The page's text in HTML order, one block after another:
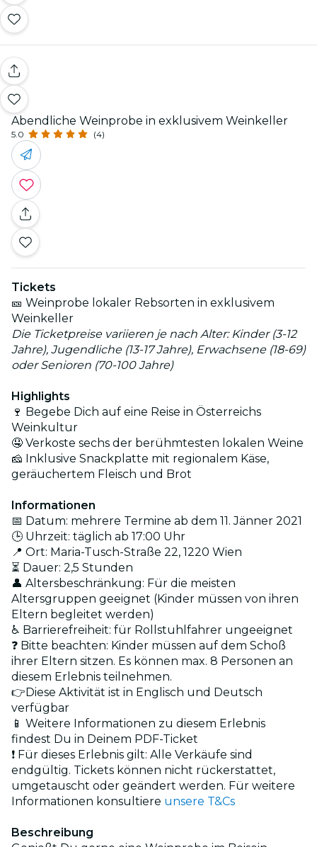
Abendliche Weinprobe in exklusivem Weinkeller
5.0 (4)
Tickets
🎫 Weinprobe lokaler Rebsorten in exklusivem
Weinkeller
Die Ticketpreise variieren je nach Alter: Kinder (3-12
Jahre), Jugendliche (13-17 Jahre), Erwachsene (18-69)
oder Senioren (70-100 Jahre)
Highlights
🍷 Begebe Dich auf eine Reise in Österreichs
Weinkultur
🤤 Verkoste sechs der berühmtesten lokalen Weine
🧀 Inklusive Snackplatte mit regionalem Käse,
geräuchertem Fleisch und Brot
Informationen
📅 Datum: mehrere Termine ab dem 11. Jänner 2021
🕒 Uhrzeit: täglich ab 17:00 Uhr
📍 Ort: Maria-Tusch-Straße 22, 1220 Wien
⏳ Dauer: 2,5 Stunden
👤 Altersbeschränkung: Für die meisten
Altersgruppen geeignet (Kinder müssen von ihren
Eltern begleitet werden)
♿ Barrierefreiheit: für Rollstuhlfahrer ungeeignet
❓ Bitte beachten: Kinder müssen auf dem Schoß
ihrer Eltern sitzen. Es können max. 8 Personen an
diesem Erlebnis teilnehmen.
👉Diese Aktivität ist in Englisch und Deutsch
verfügbar
📱 Weitere Informationen zu diesem Erlebnis
findest Du in Deinem PDF-Ticket
❗ Für dieses Erlebnis gilt: Alle Verkäufe sind
endgültig. Tickets können nicht rückerstattet,
umgetauscht oder geändert werden. Für weitere
Informationen konsultiere unsere T&Cs
Beschreibung